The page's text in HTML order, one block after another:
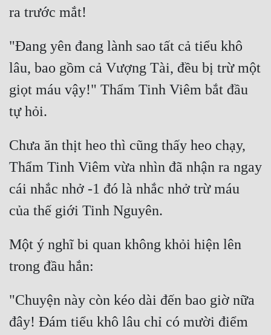
"Đang yên đang lành sao tất cả tiểu khô
lâu, bao gồm cả Vượng Tài, đều bị trừ một
giọt máu vậy!" Thẩm Tinh Viêm bắt đầu
Chưa ăn thịt heo thì cũng thấy heo chạy,
Thẩm Tinh Viêm vừa nhìn đã nhận ra ngay
cái nhắc nhở -1 đó là nhắc nhở trừ máu
Một ý nghĩ bi quan không khỏi hiện lên
"Chuyện này còn kéo dài đến bao giờ nữa
đây! Đám tiểu khô lâu chỉ có mười điểm